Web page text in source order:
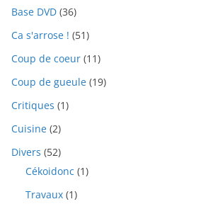
Base DVD (36)
Ca s'arrose ! (51)
Coup de coeur (11)
Coup de gueule (19)
Critiques (1)
Cuisine (2)
Divers (52)
Cékoidonc (1)
Travaux (1)